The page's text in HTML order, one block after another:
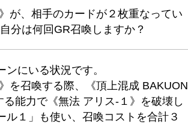
が、相手のカードが２枚重なってい
分は何回GR召喚しますか？
にいる状況です。
を召喚する際、《頂上混成 BAKUON
能力で《無法 アリス-１》を破壊し
１」も使い、召喚コストを合計３